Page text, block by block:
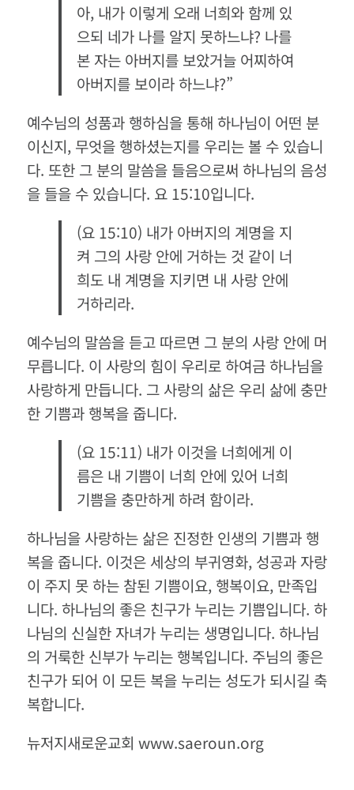
아, 내가 이렇게 오래 너희와 함께 있
으되 네가 나를 알지 못하느냐? 나를
본 자는 아버지를 보았거늘 어찌하여
아버지를 보이라 하느냐?”
예수님의 성품과 행하심을 통해 하나님이 어떤 분
이신지, 무엇을 행하셨는지를 우리는 볼 수 있습니
다. 또한 그 분의 말씀을 들음으로써 하나님의 음성
을 들을 수 있습니다. 요15:10입니다.
(요15:10) 내가 아버지의 계명을 지
켜 그의 사랑 안에 거하는 것 같이 너
희도 내 계명을 지키면 내 사랑 안에
거하리라.
예수님의 말씀을 듣고 따르면 그 분의 사랑 안에 머
무릅니다. 이 사랑의 힘이 우리로 하여금 하나님을
사랑하게 만듭니다. 그 사랑의 삶은 우리 삶에 충만
한 기쁨과 행복을 줍니다.
(요15:11) 내가 이것을 너희에게 이
름은 내 기쁨이 너희 안에 있어 너희
기쁨을 충만하게 하려 함이라.
하나님을 사랑하는 삶은 진정한 인생의 기쁨과 행
복을 줍니다. 이것은 세상의 부귀영화, 성공과 자랑
이 주지 못 하는 참된 기쁨이요, 행복이요, 만족입
니다. 하나님의 좋은 친구가 누리는 기쁨입니다. 하
나님의 신실한 자녀가 누리는 생명입니다. 하나님
의 거룩한 신부가 누리는 행복입니다. 주님의 좋은
친구가 되어 이 모든 복을 누리는 성도가 되시길 축
복합니다.
뉴저지새로운교회 www.saeroun.org